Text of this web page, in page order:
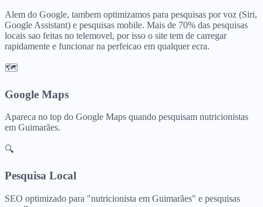
Alem do Google, tambem optimizamos para pesquisas por voz (Siri,
Google Assistant) e pesquisas mobile. Mais de 70% das pesquisas
locais sao feitas no telemovel, por isso o site tem de carregar
rapidamente e funcionar na perfeicao em qualquer ecra.
🗺️
Google Maps
Apareca no top do Google Maps quando pesquisam nutricionistas
em Guimarães.
🔍
Pesquisa Local
SEO optimizado para "nutricionista em Guimarães" e pesquisas